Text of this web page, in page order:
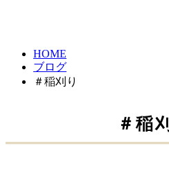
HOME
ブログ
＃稲刈り
＃稲